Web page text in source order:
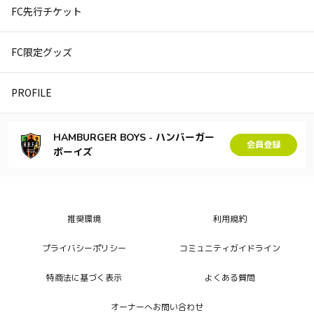
FC先行チケット
FC限定グッズ
PROFILE
HAMBURGER BOYS - ハンバーガー
ボーイズ
会員登録
推奨環境 利用規約
プライバシーポリシー コミュニティガイドライン
特商法に基づく表示 よくある質問
オーナーへお問い合わせ